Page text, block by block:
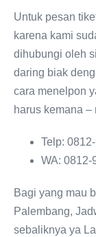
Untuk pesan
karena kami
dihubungi oleh
daring biak
cara menelpon
harus kemana –
Telp:
WA: 0812-
Bagi yang mau
Palembang,
sebaliknya ya